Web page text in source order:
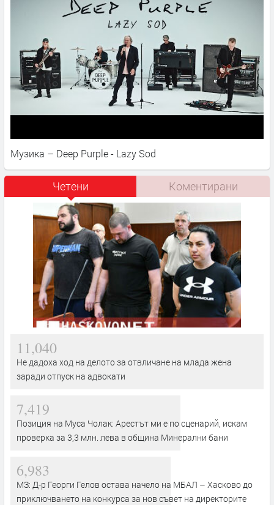
Музика – Deep Purple - Lazy Sod
Четени Коментирани
11,040
Не дадоха ход на делото за отвличане на млада жена
заради отпуск на адвокати
7,419
Позиция на Муса Чолак: Арестът ми е по сценарий, искам
проверка за 3,3 млн. лева в община Минерални бани
6,983
МЗ: Д-р Георги Гелов остава начело на МБАЛ – Хасково до
приключването на конкурса за нов съвет на директорите